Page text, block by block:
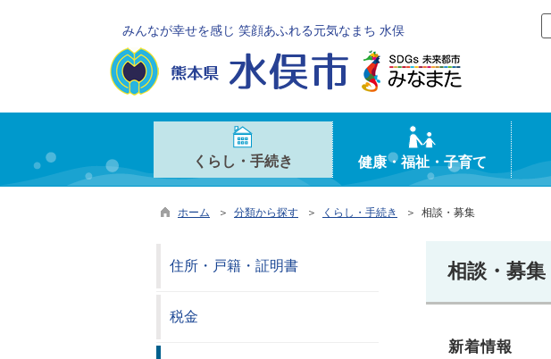
みんなが幸せを感じ 笑顔あふれる元気なまち 水俣
くらし・手続き 健康・福祉・子育て
ホーム ＞ 分類から探す ＞ くらし・手続き ＞ 相談・募集
相談・募集
新着情報
住所・戸籍・証明書
税金